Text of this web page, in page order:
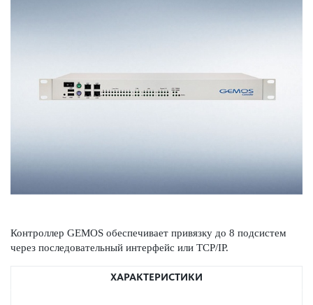
Контроллер GEMOS обеспечивает привязку до 8 подсистем
через пос­л­едо­вательный интерфейс или TCP/IP.
ХАРАКТЕРИСТИКИ